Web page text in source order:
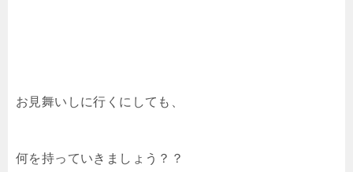
お見舞いしに行くにしても、
何を持っていきましょう？？